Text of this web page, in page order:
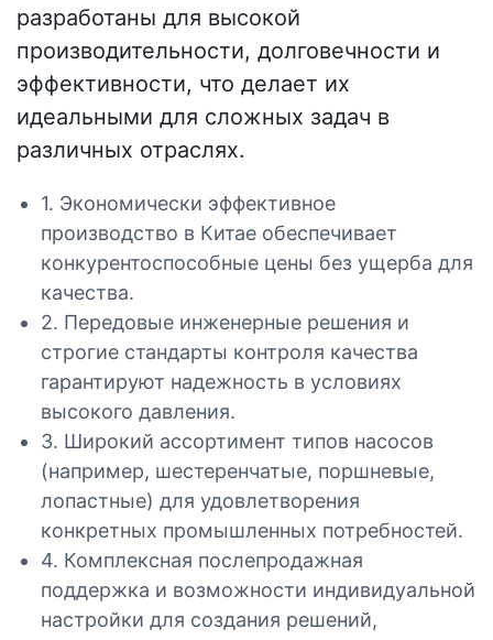
разработаны для высокой
производительности, долговечности и
эффективности, что делает их
идеальными для сложных задач в
различных отраслях.
1. Экономически эффективное
производство в Китае обеспечивает
конкурентоспособные цены без ущерба для
качества.
2. Передовые инженерные решения и
строгие стандарты контроля качества
гарантируют надежность в условиях
высокого давления.
3. Широкий ассортимент типов насосов
(например, шестеренчатые, поршневые,
лопастные) для удовлетворения
конкретных промышленных потребностей.
4. Комплексная послепродажная
поддержка и возможности индивидуальной
настройки для создания решений,